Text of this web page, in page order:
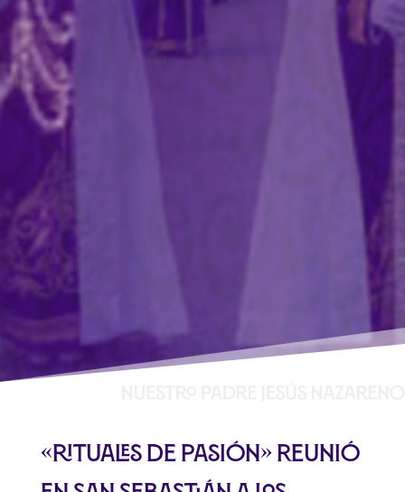
«Rituales De Pasión» reunió